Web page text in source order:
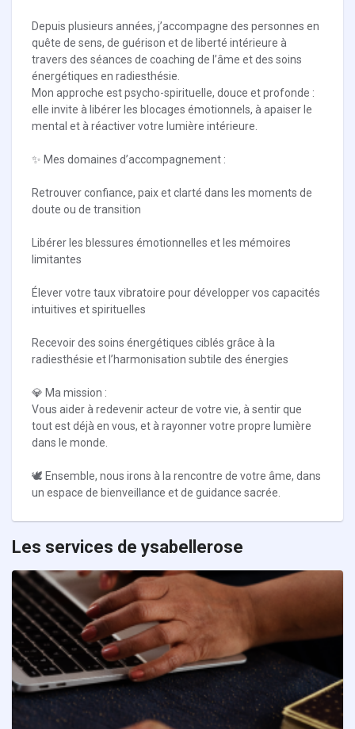
Depuis plusieurs années, j’accompagne des personnes en
quête de sens, de guérison et de liberté intérieure à
travers des séances de coaching de l’âme et des soins
énergétiques en radiesthésie.
Mon approche est psycho-spirituelle, douce et profonde :
elle invite à libérer les blocages émotionnels, à apaiser le
mental et à réactiver votre lumière intérieure.
✨ Mes domaines d’accompagnement :
Retrouver confiance, paix et clarté dans les moments de
doute ou de transition
Libérer les blessures émotionnelles et les mémoires
limitantes
Élever votre taux vibratoire pour développer vos capacités
intuitives et spirituelles
Recevoir des soins énergétiques ciblés grâce à la
radiesthésie et l’harmonisation subtile des énergies
💎 Ma mission :
Vous aider à redevenir acteur de votre vie, à sentir que
tout est déjà en vous, et à rayonner votre propre lumière
dans le monde.
🕊️ Ensemble, nous irons à la rencontre de votre âme, dans
un espace de bienveillance et de guidance sacrée.
Les services de ysabellerose